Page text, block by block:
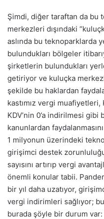
Şimdi, diğer taraftan da bu
merkezleri dışındaki
aslında bu teknoparklarda
bulundukları bölgeler
şirketlerin bulundukları
getiriyor ve kuluçka
şekilde bu haklardan
kastımız vergi
KDV’nin 0’a indirilmesi gibi
kanunlardan
1 milyonun üzerindeki
girişimci destek
sayısını artırıp vergi
önemli konular tabii.
bir yıl daha uzatıyor,
vergi indirimleri sağlıyor;
burada şöyle bir durum